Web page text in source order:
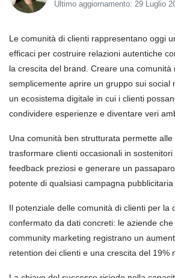
Ultimo aggiornamento: 29 Luglio
Le comunità di clienti rappresentano oggi
efficaci per costruire relazioni autentiche
la crescita del brand. Creare una comunità
semplicemente aprire un gruppo sui social
un ecosistema digitale in cui i clienti
condividere esperienze e diventare veri
Una comunità ben strutturata permette alle
trasformare clienti occasionali in
feedback preziosi e generare un
potente di qualsiasi campagna pubblicitaria
Il potenziale delle comunità di clienti per la
confermato da dati concreti: le aziende
community marketing registrano un
retention dei clienti e una crescita del 19%